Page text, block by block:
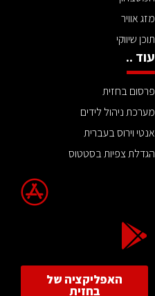
מזג אוויר
תוכן שיווקי
עוד ..
פרסום בחזית
מערכת ניהול לידים
אנטי וירוס בעברית
הגדלת צפיות בסטטוס
האפליקציה של
בחזית